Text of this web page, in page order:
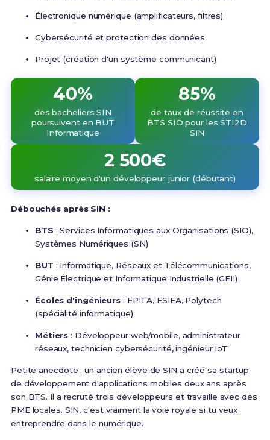
Électronique numérique (amplificateurs, filtres)
Cybersécurité et protection des données
Projet (création d'un système communicant)
40%
des bacheliers SIN
poursuivent en BUT
Informatique
85%
de taux de réussite en
BTS SIO pour les STI2D
SIN
2 500€
salaire moyen d'un développeur junior (débutant)
Débouchés après SIN :
BTS : Services Informatiques aux Organisations (SIO),
Systèmes Numériques (SN)
BUT : Informatique, Réseaux et Télécommunications,
Génie Électrique et Informatique Industrielle (GEII)
Écoles d'ingénieurs : EPITA, ESIEA, Polytech
(spécialité informatique)
Métiers : Développeur web/mobile, administrateur
réseaux, technicien cybersécurité, ingénieur IoT
Petite anecdote : un ancien élève de SIN a créé sa startup
de développement d'applications mobiles deux ans après
son BTS. Il a recruté trois développeurs et travaille avec des
PME locales. SIN, c'est vraiment la voie royale si tu veux
entreprendre dans le numérique.